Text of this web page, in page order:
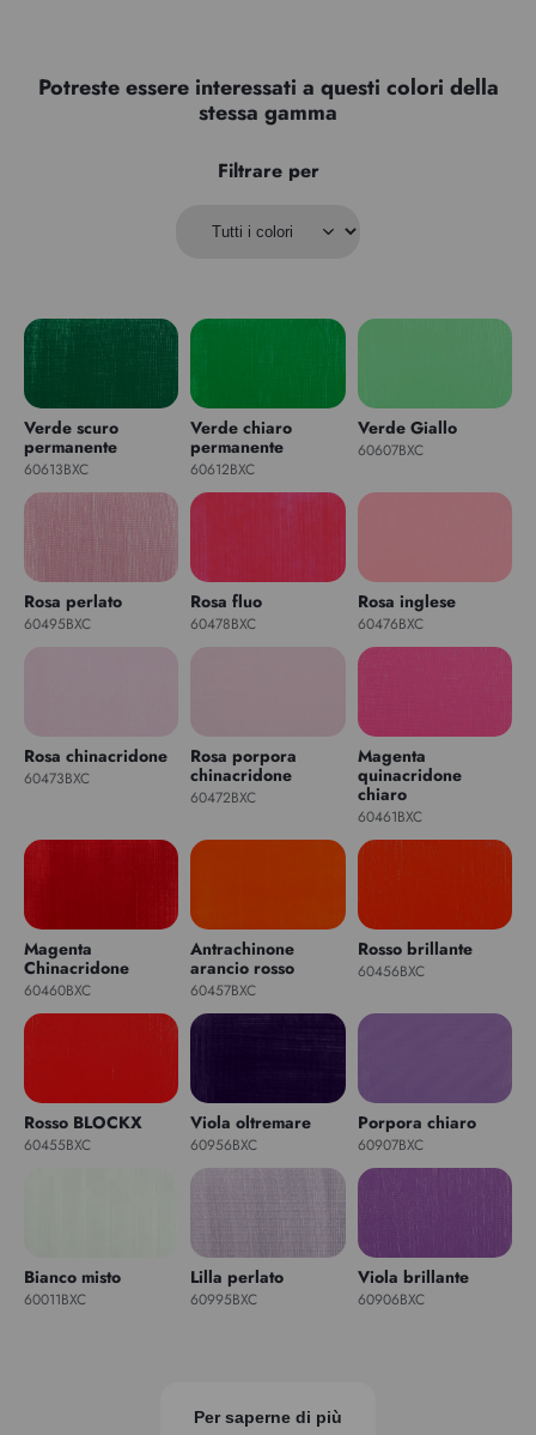
Potreste essere interessati a questi colori della
stessa gamma
Filtrare per
Verde scuro
permanente
60613BXC
Verde chiaro
permanente
60612BXC
Verde Giallo
60607BXC
Rosa perlato
60495BXC
Rosa fluo
60478BXC
Rosa inglese
60476BXC
Rosa chinacridone
60473BXC
Rosa porpora
chinacridone
60472BXC
Magenta
quinacridone
chiaro
60461BXC
Magenta
Chinacridone
60460BXC
Antrachinone
arancio rosso
60457BXC
Rosso brillante
60456BXC
Rosso BLOCKX
60455BXC
Viola oltremare
60956BXC
Porpora chiaro
60907BXC
Bianco misto
60011BXC
Lilla perlato
60995BXC
Viola brillante
60906BXC
Per saperne di più